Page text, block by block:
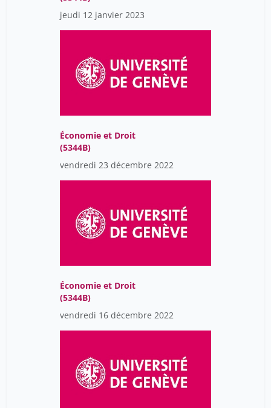
jeudi 12 janvier 2023
Économie et Droit
(5344B)
vendredi 23 décembre 2022
Économie et Droit
(5344B)
vendredi 16 décembre 2022